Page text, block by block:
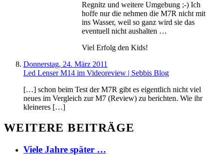
Regnitz und weitere Umgebung ;-) Ich
hoffe nur die nehmen die M7R nicht mit
ins Wasser, weil so ganz wird sie das
eventuell nicht aushalten …
Viel Erfolg den Kids!
Donnerstag, 24. März 2011
Led Lenser M14 im Videoreview | Sebbis Blog
[…] schon beim Test der M7R gibt es eigentlich nicht viel
neues im Vergleich zur M7 (Review) zu berichten. Wie ihr
kleineres […]
WEITERE BEITRÄGE
Viele Jahre später …